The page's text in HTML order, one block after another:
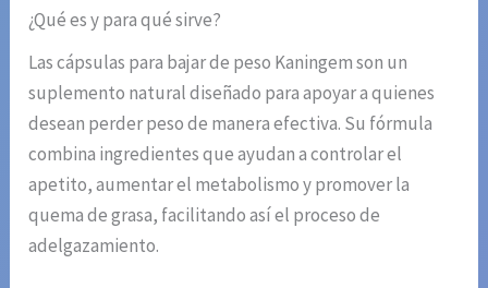
¿Qué es y para qué sirve?
Las cápsulas para bajar de peso Kaningem son un
suplemento natural diseñado para apoyar a quienes
desean perder peso de manera efectiva. Su fórmula
combina ingredientes que ayudan a controlar el
apetito, aumentar el metabolismo y promover la
quema de grasa, facilitando así el proceso de
adelgazamiento.